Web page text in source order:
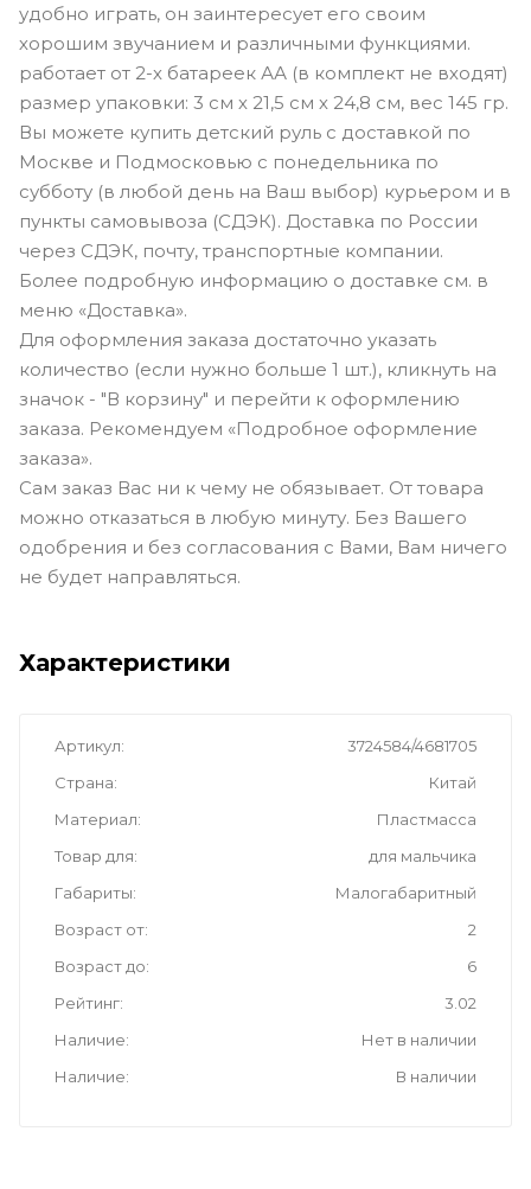
удобно играть, он заинтересует его своим
хорошим звучанием и различными функциями.
работает от 2-х батареек АА (в комплект не входят)
размер упаковки: 3 см х 21,5 см х 24,8 см, вес 145 гр.
Вы можете купить детский руль с доставкой по
Москве и Подмосковью с понедельника по
субботу (в любой день на Ваш выбор) курьером и в
пункты самовывоза (СДЭК). Доставка по России
через СДЭК, почту, транспортные компании.
Более подробную информацию о доставке см. в
меню «Доставка».
Для оформления заказа достаточно указать
количество (если нужно больше 1 шт.), кликнуть на
значок - "В корзину" и перейти к оформлению
заказа. Рекомендуем «Подробное оформление
заказа».
Сам заказ Вас ни к чему не обязывает. От товара
можно отказаться в любую минуту. Без Вашего
одобрения и без согласования с Вами, Вам ничего
не будет направляться.
Характеристики
Артикул
3724584/4681705
Страна
Китай
Материал
Пластмасса
Товар для
для мальчика
Габариты
Малогабаритный
Возраст от
2
Возраст до
6
Рейтинг
3.02
Наличие
Нет в наличии
Наличие
В наличии